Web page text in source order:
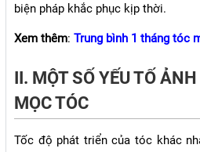
biện pháp khắc phục kịp thời.
Xem thêm: Trung bình 1 tháng tóc
II. MỘT SỐ YẾU TỐ
MỌC TÓC
Tốc độ phát triển của tóc khác